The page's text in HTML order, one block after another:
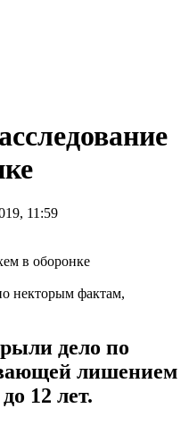
11:59
некторым фактам,
дело по
лишением
12 лет.